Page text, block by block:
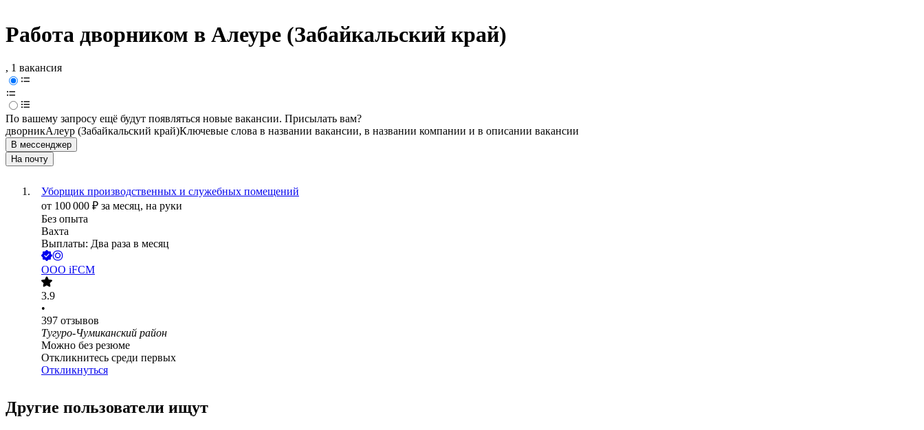
Работа дворником в Алеуре (Забайкальский край)
, 1 вакансия
По вашему запросу ещё будут появляться новые вакансии. Присылать вам?
дворникАлеур (Забайкальский край)Ключевые слова в названии вакансии, в названии компании и в описании вакансии
В мессенджер
На почту
Уборщик производственных и служебных помещений
от 100 000 ₽ за месяц, на руки
Без опыта
Вахта
Выплаты: Два раза в месяц
ООО iFCM
3.9
•
397 отзывов
Тугуро-Чумиканский район
Можно без резюме
Откликнитесь среди первых
Откликнуться
Другие пользователи ищут